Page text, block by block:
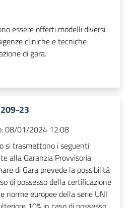
essere offerti modelli diversi
cliniche e tecniche
di gara.
23
08/01/2024 12:08
si trasmettono i seguenti
alla Garanzia Provvisoria
di Gara prevede la possibilità
di possesso della certificazione
norme europee della serie UNI